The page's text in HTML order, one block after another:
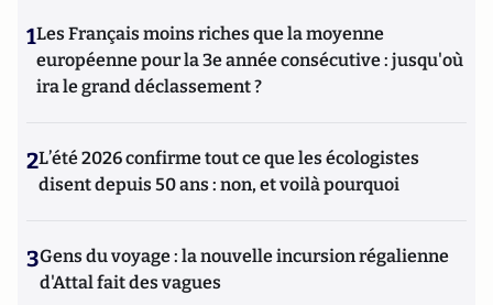
1Les Français moins riches que la moyenne
européenne pour la 3e année consécutive : jusqu'où
ira le grand déclassement ?
2L’été 2026 confirme tout ce que les écologistes
disent depuis 50 ans : non, et voilà pourquoi
3Gens du voyage : la nouvelle incursion régalienne
d'Attal fait des vagues